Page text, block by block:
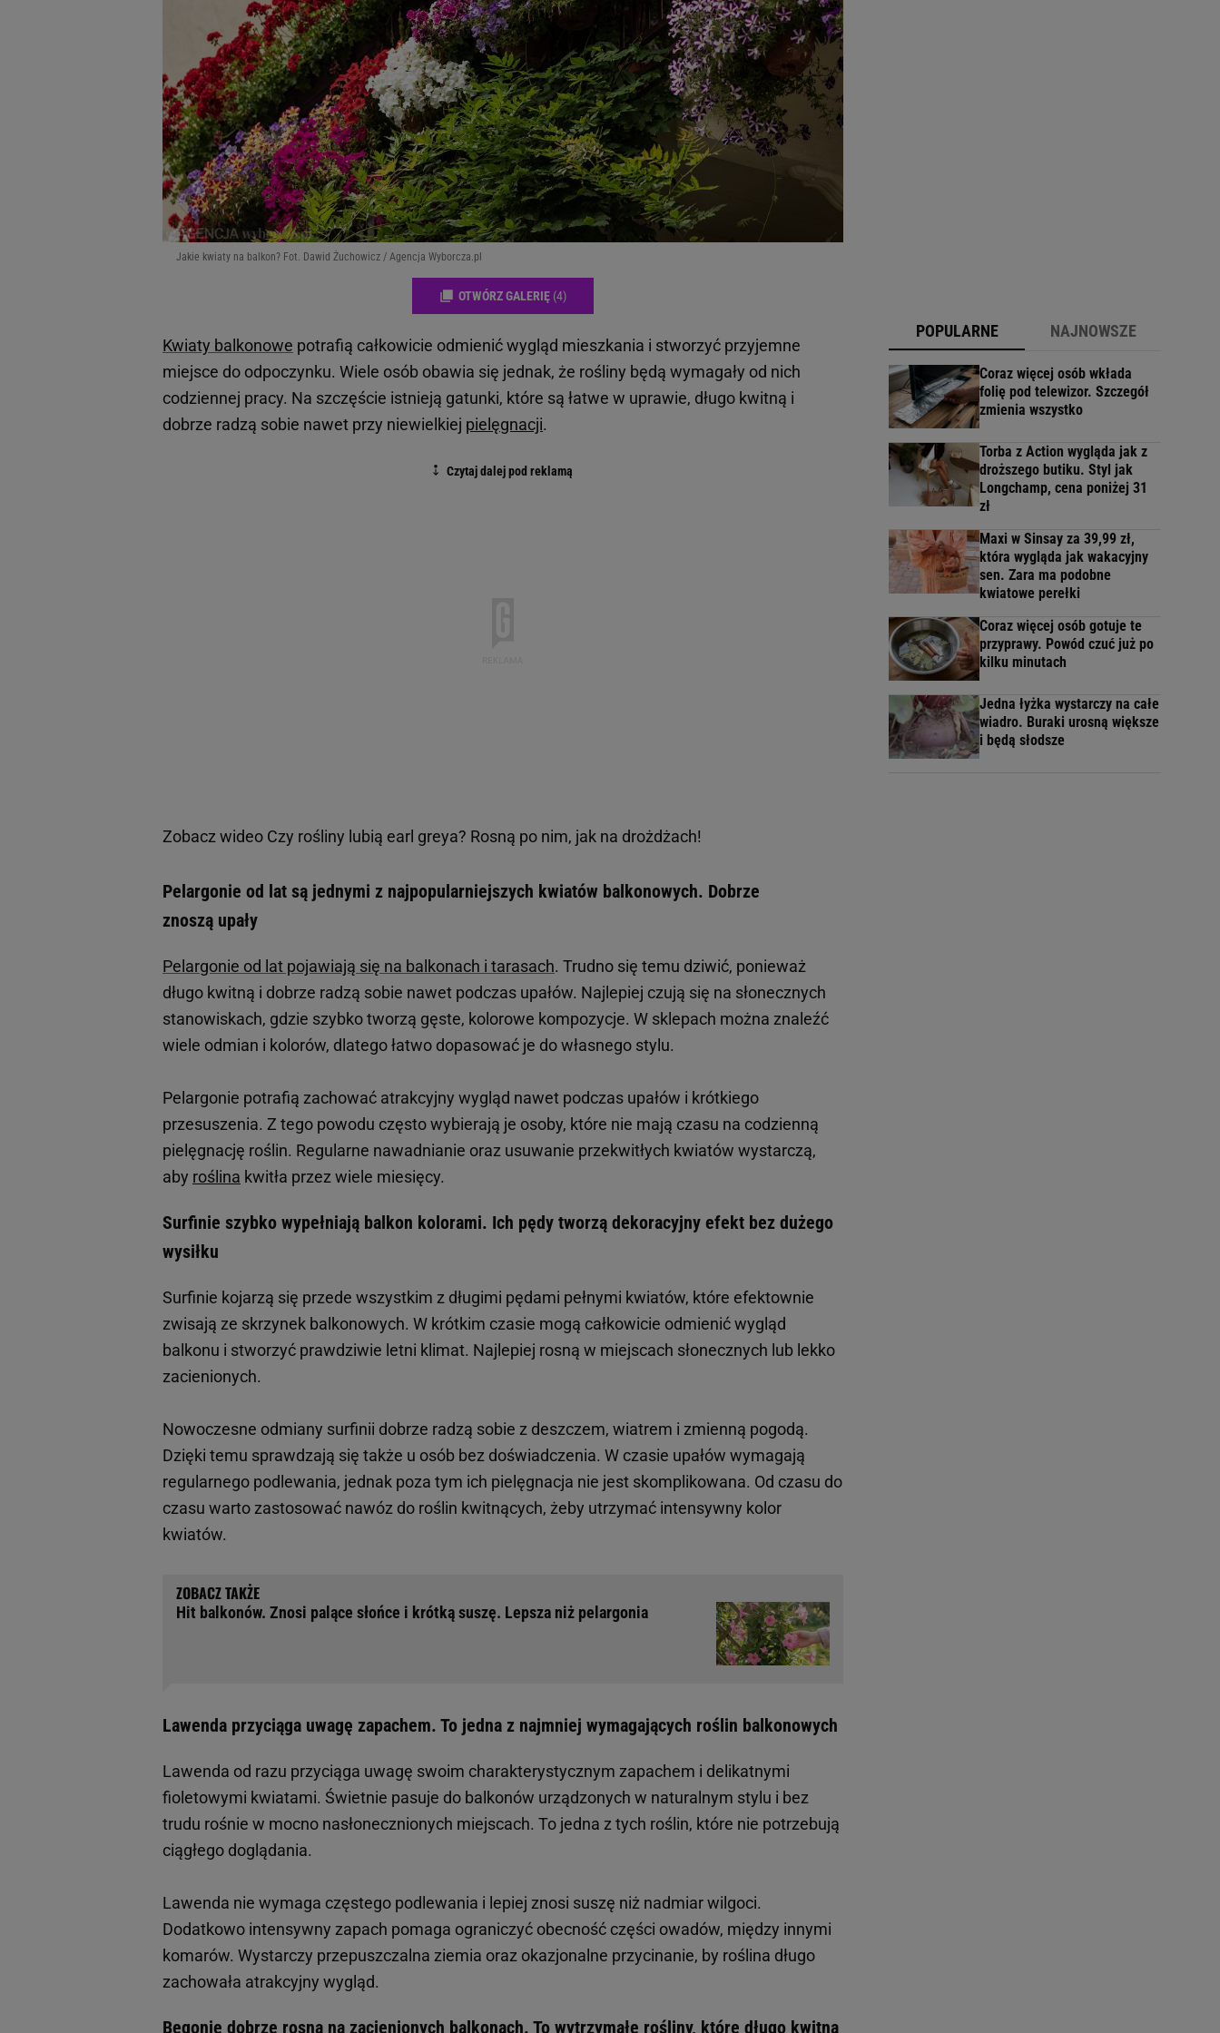
Jakie kwiaty na balkon? Fot. Dawid Żuchowicz / Agencja Wyborcza.pl
OTWÓRZ GALERIĘ (4)
Kwiaty balkonowe potrafią całkowicie odmienić wygląd mieszkania i stworzyć przyjemne
miejsce do odpoczynku. Wiele osób obawia się jednak, że rośliny będą wymagały od nich
codziennej pracy. Na szczęście istnieją gatunki, które są łatwe w uprawie, długo kwitną i
dobrze radzą sobie nawet przy niewielkiej pielęgnacji.
Zobacz wideo Czy rośliny lubią earl greya? Rosną po nim, jak na drożdżach!
Pelargonie od lat są jednymi z najpopularniejszych kwiatów balkonowych. Dobrze
znoszą upały
Pelargonie od lat pojawiają się na balkonach i tarasach. Trudno się temu dziwić, ponieważ
długo kwitną i dobrze radzą sobie nawet podczas upałów. Najlepiej czują się na słonecznych
stanowiskach, gdzie szybko tworzą gęste, kolorowe kompozycje. W sklepach można znaleźć
wiele odmian i kolorów, dlatego łatwo dopasować je do własnego stylu.
Pelargonie potrafią zachować atrakcyjny wygląd nawet podczas upałów i krótkiego
przesuszenia. Z tego powodu często wybierają je osoby, które nie mają czasu na codzienną
pielęgnację roślin. Regularne nawadnianie oraz usuwanie przekwitłych kwiatów wystarczą,
aby roślina kwitła przez wiele miesięcy.
Surfinie szybko wypełniają balkon kolorami. Ich pędy tworzą dekoracyjny efekt bez dużego
wysiłku
Surfinie kojarzą się przede wszystkim z długimi pędami pełnymi kwiatów, które efektownie
zwisają ze skrzynek balkonowych. W krótkim czasie mogą całkowicie odmienić wygląd
balkonu i stworzyć prawdziwie letni klimat. Najlepiej rosną w miejscach słonecznych lub lekko
zacienionych.
Nowoczesne odmiany surfinii dobrze radzą sobie z deszczem, wiatrem i zmienną pogodą.
Dzięki temu sprawdzają się także u osób bez doświadczenia. W czasie upałów wymagają
regularnego podlewania, jednak poza tym ich pielęgnacja nie jest skomplikowana. Od czasu do
czasu warto zastosować nawóz do roślin kwitnących, żeby utrzymać intensywny kolor
kwiatów.
Hit balkonów. Znosi palące słońce i krótką suszę. Lepsza niż pelargonia
Lawenda przyciąga uwagę zapachem. To jedna z najmniej wymagających roślin balkonowych
Lawenda od razu przyciąga uwagę swoim charakterystycznym zapachem i delikatnymi
fioletowymi kwiatami. Świetnie pasuje do balkonów urządzonych w naturalnym stylu i bez
trudu rośnie w mocno nasłonecznionych miejscach. To jedna z tych roślin, które nie potrzebują
ciągłego doglądania.
Lawenda nie wymaga częstego podlewania i lepiej znosi suszę niż nadmiar wilgoci.
Dodatkowo intensywny zapach pomaga ograniczyć obecność części owadów, między innymi
komarów. Wystarczy przepuszczalna ziemia oraz okazjonalne przycinanie, by roślina długo
zachowała atrakcyjny wygląd.
Begonie dobrze rosną na zacienionych balkonach. To wytrzymałe rośliny, które długo kwitną
POPULARNE NAJNOWSZE
Coraz więcej osób wkłada
folię pod telewizor. Szczegół
zmienia wszystko
Torba z Action wygląda jak z
droższego butiku. Styl jak
Longchamp, cena poniżej 31
zł
Maxi w Sinsay za 39,99 zł,
która wygląda jak wakacyjny
sen. Zara ma podobne
kwiatowe perełki
Coraz więcej osób gotuje te
przyprawy. Powód czuć już po
kilku minutach
Jedna łyżka wystarczy na całe
wiadro. Buraki urosną większe
i będą słodsze